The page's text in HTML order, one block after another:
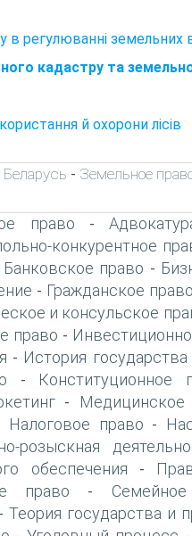
в регулюванні земельних
кадастру та
й охорони лісів
- Земельное
право -
конкурентное
Банковское право -
- Гражданское
и консульское
право -
- История
- Конституционное
- Медицинское
Налоговое право -
розыскная
обеспечения -
право -
- Теория государства и